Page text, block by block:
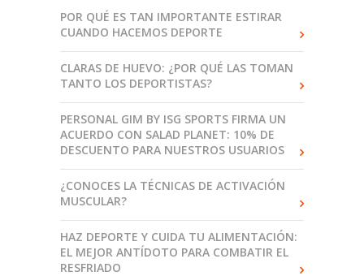
POR QUÉ ES TAN IMPORTANTE ESTIRAR
CUANDO HACEMOS DEPORTE
CLARAS DE HUEVO: ¿POR QUÉ LAS TOMAN
TANTO LOS DEPORTISTAS?
PERSONAL GIM BY ISG SPORTS FIRMA UN
ACUERDO CON SALAD PLANET: 10% DE
DESCUENTO PARA NUESTROS USUARIOS
¿CONOCES LA TÉCNICAS DE ACTIVACIÓN
MUSCULAR?
HAZ DEPORTE Y CUIDA TU ALIMENTACIÓN:
EL MEJOR ANTÍDOTO PARA COMBATIR EL
RESFRIADO